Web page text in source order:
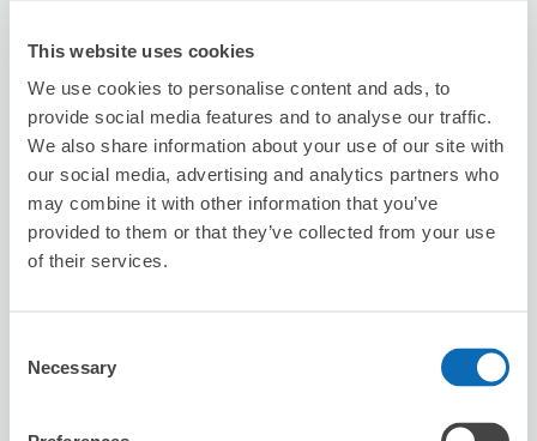
This website uses cookies
We use cookies to personalise content and ads, to
provide social media features and to analyse our traffic.
We also share information about your use of our site with
our social media, advertising and analytics partners who
may combine it with other information that you’ve
provided to them or that they’ve collected from your use
of their services.
Selection
Necessary
株式会社科学企画出版社
新橋駅から徒歩8分